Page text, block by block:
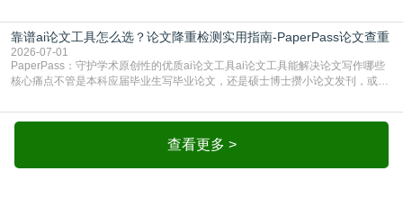
乎一模一样的话，你要是直接复制百度百科、教材或别人写好的综述段落，系统
一抓一个准，整段飘红。研究背景、意义和方法描述也是不可避免，比如“本文采
用问卷调查法““运用SPSS软件进行数据分
靠谱ai论文工具怎么选？论文降重检测实用指南-PaperPass论文查重
2026-07-01
PaperPass：守护学术原创性的优质ai论文工具ai论文工具能解决论文写作哪些
核心痛点不管是本科应届毕业生写毕业论文，还是硕士博士攒小论文发刊，或是
自己逐句读逐句改，熬好几个大夜不说，还经常改不到点上，交上去才发现重复
率超标，再返工太折腾。现在有了成熟的ai论文工具，这些痛点基本都能高效解
决。靠谱的ai论文工具，不止能帮你梳查看更多 >